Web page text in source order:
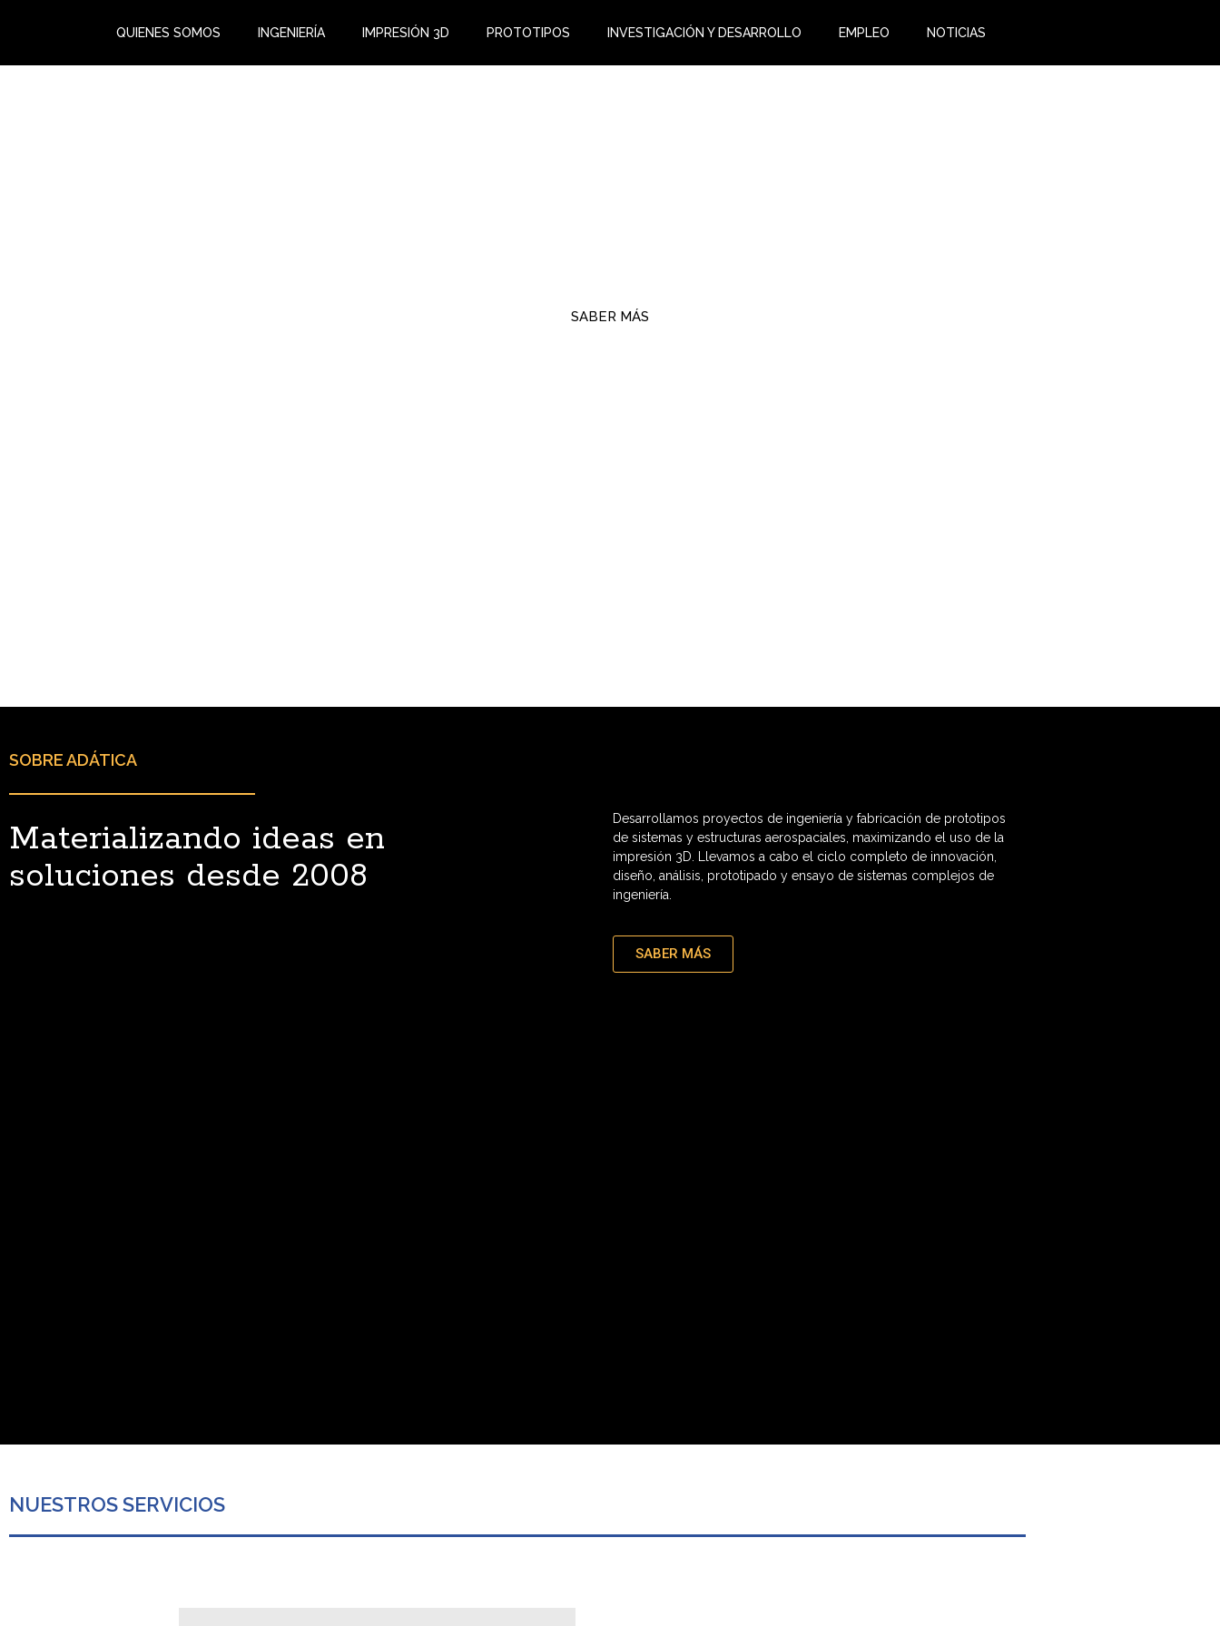
QUIENES SOMOS INGENIERÍA IMPRESIÓN 3D PROTOTIPOS INVESTIGACIÓN Y DESARROLLO EMPLEO NOTICIAS
SABER MÁS
SOBRE ADÁTICA
Materializando ideas en
soluciones desde 2008
Desarrollamos proyectos de ingeniería y fabricación de prototipos
de sistemas y estructuras aerospaciales, maximizando el uso de la
impresión 3D. Llevamos a cabo el ciclo completo de innovación,
diseño, análisis, prototipado y ensayo de sistemas complejos de
ingeniería.
SABER MÁS
NUESTROS SERVICIOS